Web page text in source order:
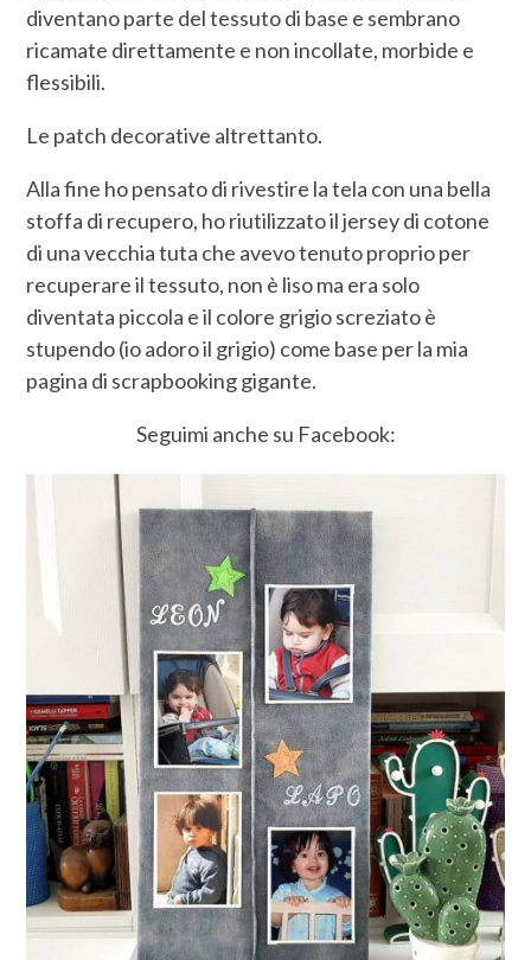
diventano parte del tessuto di base e sembrano
ricamate direttamente e non incollate, morbide e
flessibili.
Le patch decorative altrettanto.
Alla fine ho pensato di rivestire la tela con una bella
stoffa di recupero, ho riutilizzato il jersey di cotone
di una vecchia tuta che avevo tenuto proprio per
recuperare il tessuto, non è liso ma era solo
diventata piccola e il colore grigio screziato è
stupendo (io adoro il grigio) come base per la mia
pagina di scrapbooking gigante.
Seguimi anche su Facebook: